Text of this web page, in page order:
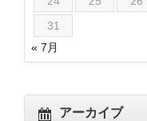
31
« 7月
アーカイブ